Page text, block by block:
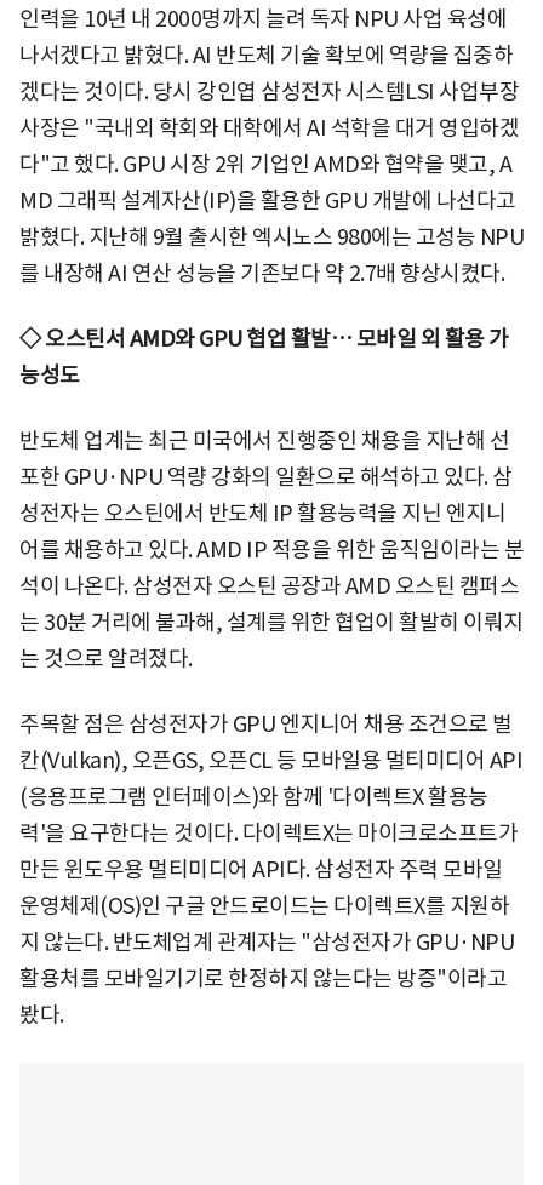
인력을 10년 내 2000명까지 늘려 독자 NPU 사업 육성에
나서겠다고 밝혔다. AI 반도체 기술 확보에 역량을 집중하
겠다는 것이다. 당시 강인엽 삼성전자 시스템LSI 사업부장
사장은 "국내외 학회와 대학에서 AI 석학을 대거 영입하겠
다"고 했다. GPU 시장 2위 기업인 AMD와 협약을 맺고, A
MD 그래픽 설계자산(IP)을 활용한 GPU 개발에 나선다고
밝혔다. 지난해 9월 출시한 엑시노스 980에는 고성능 NPU
를 내장해 AI 연산 성능을 기존보다 약 2.7배 향상시켰다.
◇ 오스틴서 AMD와 GPU 협업 활발… 모바일 외 활용 가
능성도
반도체 업계는 최근 미국에서 진행중인 채용을 지난해 선
포한 GPU·NPU 역량 강화의 일환으로 해석하고 있다. 삼
성전자는 오스틴에서 반도체 IP 활용능력을 지닌 엔지니
어를 채용하고 있다. AMD IP 적용을 위한 움직임이라는 분
석이 나온다. 삼성전자 오스틴 공장과 AMD 오스틴 캠퍼스
는 30분 거리에 불과해, 설계를 위한 협업이 활발히 이뤄지
는 것으로 알려졌다.
주목할 점은 삼성전자가 GPU 엔지니어 채용 조건으로 벌
칸(Vulkan), 오픈GS, 오픈CL 등 모바일용 멀티미디어 API
(응용프로그램 인터페이스)와 함께 '다이렉트X 활용능
력'을 요구한다는 것이다. 다이렉트X는 마이크로소프트가
만든 윈도우용 멀티미디어 API다. 삼성전자 주력 모바일
운영체제(OS)인 구글 안드로이드는 다이렉트X를 지원하
지 않는다. 반도체업계 관계자는 "삼성전자가 GPU·NPU
활용처를 모바일기기로 한정하지 않는다는 방증"이라고
봤다.